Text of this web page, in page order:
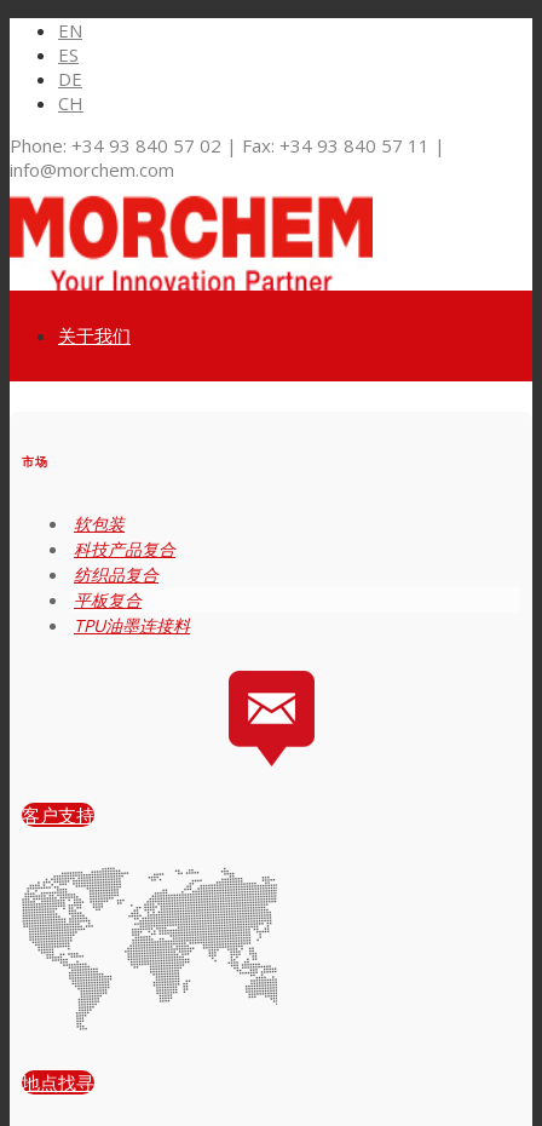
EN
ES
DE
CH
Phone: +34 93 840 57 02 | Fax: +34 93 840 57 11 |
info@morchem.com
Link to Mail
关于我们
软包装
科技产品复合
TPU油墨连接料
创新
市场
软包装
科技产品复合
纺织品复合
平板复合
TPU油墨连接料
客户支持
地点找寻